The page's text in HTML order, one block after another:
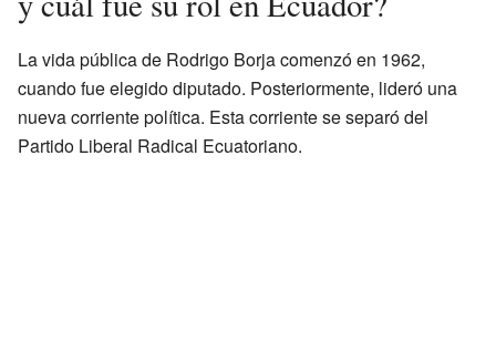
La vida pública de Rodrigo Borja comenzó en 1962,
cuando fue elegido diputado. Posteriormente, lideró una
nueva corriente política. Esta corriente se separó del
Partido Liberal Radical Ecuatoriano.